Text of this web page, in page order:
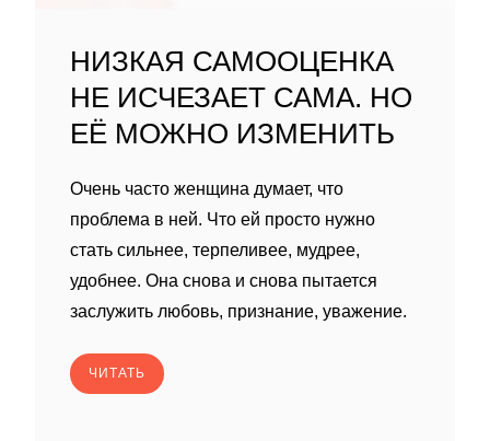
НИЗКАЯ САМООЦЕНКА
НЕ ИСЧЕЗАЕТ САМА. НО
ЕЁ МОЖНО ИЗМЕНИТЬ
Очень часто женщина думает, что
проблема в ней. Что ей просто нужно
стать сильнее, терпеливее, мудрее,
удобнее. Она снова и снова пытается
заслужить любовь, признание, уважение.
ЧИТАТЬ